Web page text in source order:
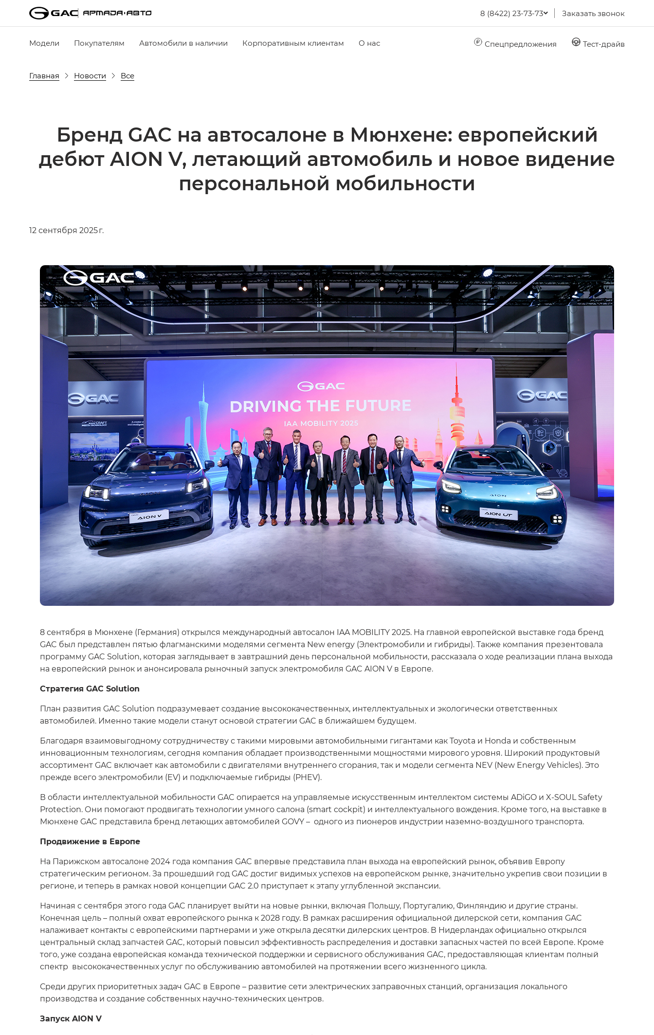
8 (8422) 23-73-73 Заказать звонок
Модели Покупателям Автомобили в наличии Корпоративным клиентам О нас Спецпредложения Тест-драйв
Главная Новости Все
Бренд GAC на автосалоне в Мюнхене: европейский
дебют AION V, летающий автомобиль и новое видение
персональной мобильности
12 сентября 2025 г.
8 сентября в Мюнхене (Германия) открылся международный автосалон IAA MOBILITY 2025. На главной европейской выставке года бренд
GAC был представлен пятью флагманскими моделями сегмента New energy (Электромобили и гибриды). Также компания презентовала
программу GAC Solution, которая заглядывает в завтрашний день персональной мобильности, рассказала о ходе реализации плана выхода
на европейский рынок и анонсировала рыночный запуск электромобиля GAC AION V в Европе.
Стратегия GAC Solution
План развития GAC Solution подразумевает создание высококачественных, интеллектуальных и экологически ответственных
автомобилей. Именно такие модели станут основой стратегии GAC в ближайшем будущем.
Благодаря взаимовыгодному сотрудничеству с такими мировыми автомобильными гигантами как Toyota и Honda и собственным
инновационным технологиям, сегодня компания обладает производственными мощностями мирового уровня. Широкий продуктовый
ассортимент GAC включает как автомобили с двигателями внутреннего сгорания, так и модели сегмента NEV (New Energy Vehicles). Это
прежде всего электромобили (EV) и подключаемые гибриды (PHEV).
В области интеллектуальной мобильности GAC опирается на управляемые искусственным интеллектом системы ADiGO и X-SOUL Safety
Protection. Они помогают продвигать технологии умного салона (smart cockpit) и интеллектуального вождения. Кроме того, на выставке в
Мюнхене GAC представила бренд летающих автомобилей GOVY – одного из пионеров индустрии наземно-воздушного транспорта.
Продвижение в Европе
На Парижском автосалоне 2024 года компания GAC впервые представила план выхода на европейский рынок, объявив Европу
стратегическим регионом. За прошедший год GAC достиг видимых успехов на европейском рынке, значительно укрепив свои позиции в
регионе, и теперь в рамках новой концепции GAC 2.0 приступает к этапу углубленной экспансии.
Начиная с сентября этого года GAC планирует выйти на новые рынки, включая Польшу, Португалию, Финляндию и другие страны.
Конечная цель – полный охват европейского рынка к 2028 году. В рамках расширения официальной дилерской сети, компания GAC
налаживает контакты с европейскими партнерами и уже открыла десятки дилерских центров. В Нидерландах официально открылся
центральный склад запчастей GAC, который повысил эффективность распределения и доставки запасных частей по всей Европе. Кроме
того, уже создана европейская команда технической поддержки и сервисного обслуживания GAC, предоставляющая клиентам полный
спектр высококачественных услуг по обслуживанию автомобилей на протяжении всего жизненного цикла.
Среди других приоритетных задач GAC в Европе – развитие сети электрических заправочных станций, организация локального
производства и создание собственных научно-технических центров.
Запуск AION V